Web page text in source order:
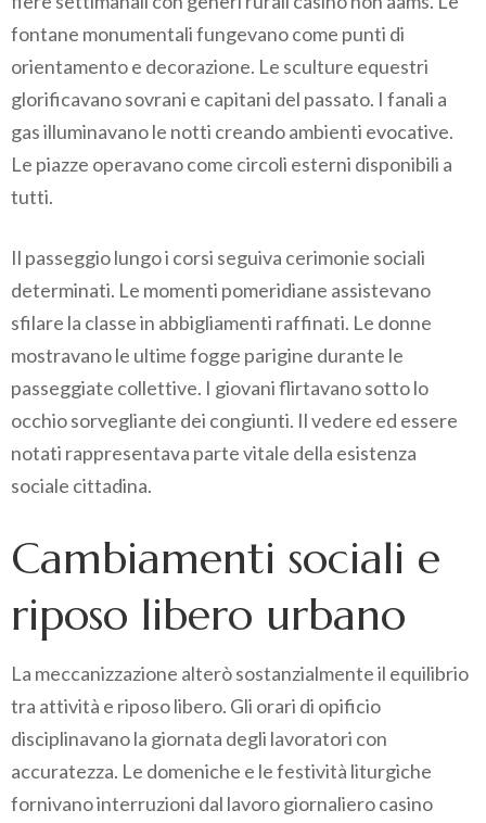
fontane monumentali fungevano come punti di
orientamento e decorazione. Le sculture equestri
glorificavano sovrani e capitani del passato. I fanali a
gas illuminavano le notti creando ambienti evocative.
Le piazze operavano come circoli esterni disponibili a
tutti.
Il passeggio lungo i corsi seguiva cerimonie sociali
determinati. Le momenti pomeridiane assistevano
sfilare la classe in abbigliamenti raffinati. Le donne
mostravano le ultime fogge parigine durante le
passeggiate collettive. I giovani flirtavano sotto lo
occhio sorvegliante dei congiunti. Il vedere ed essere
notati rappresentava parte vitale della esistenza
sociale cittadina.
Cambiamenti sociali e
riposo libero urbano
La meccanizzazione alterò sostanzialmente il equilibrio
tra attività e riposo libero. Gli orari di opificio
disciplinavano la giornata degli lavoratori con
accuratezza. Le domeniche e le festività liturgiche
fornivano interruzioni dal lavoro giornaliero casino